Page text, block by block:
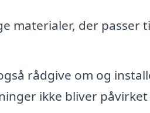
materialer, der passer
rådgive om og
ikke bliver påvirket